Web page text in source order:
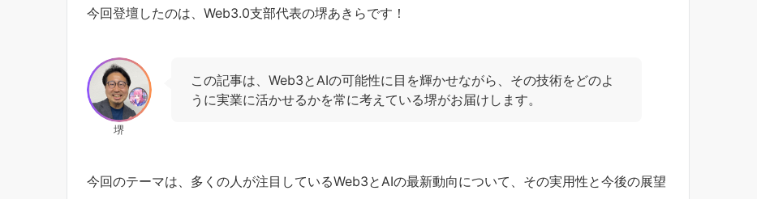
今回登壇したのは、Web3.0支部代表の堺あきらです！
堺
この記事は、Web3とAIの可能性に目を輝かせながら、その技術をどのよ
うに実業に活かせるかを常に考えている堺がお届けします。
今回のテーマは、多くの人が注目しているWeb3とAIの最新動向について、その実用性と今後の展望